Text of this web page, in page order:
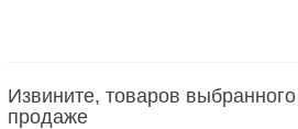
Гайка скользящая
Извините, товаров
продаже